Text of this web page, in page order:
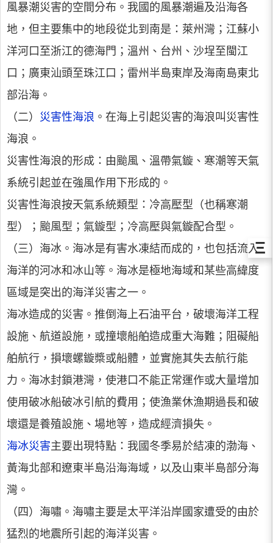
風暴潮災害的空間分布。我國的風暴潮遍及沿海各
地，但主要集中的地段從北到南是：萊州灣；江蘇小
洋河口至浙江的德海門；溫州、台州、沙埕至閩江
口；廣東汕頭至珠江口；雷州半島東岸及海南島東北
部沿海。
（二） 災害性海浪 。在海上引起災害的海浪叫災害性
海浪。
災害性海浪的形成：由颱風、溫帶氣鏇、寒潮等天氣
系統引起並在強風作用下形成的。
災害性海浪按天氣系統類型：冷高壓型（也稱寒潮
型）；颱風型；氣鏇型；冷高壓與氣鏇配合型。
（三）海冰。海冰是有害水凍結而成的，也包括流入
海洋的河冰和冰山等。海冰是極地海域和某些高緯度
區域是突出的海洋災害之一。
海冰造成的災害。推倒海上石油平台，破壞海洋工程
設施、航道設施，或撞壞船舶造成重大海難；阻礙船
舶航行，損壞螺鏇槳或船體，並實施其失去航行能
力。海冰封鎖港灣，使港口不能正常運作或大量增加
使用破冰船破冰引航的費用；使漁業休漁期過長和破
壞還是養殖設施、場地等，造成經濟損失。
海冰災害主要出現特點：我國冬季易於結凍的渤海、
黃海北部和遼東半島沿海海域，以及山東半島部分海
灣。
（四）海嘯。海嘯主要是太平洋沿岸國家遭受的由於
猛烈的地震所引起的海洋災害。
Ξ